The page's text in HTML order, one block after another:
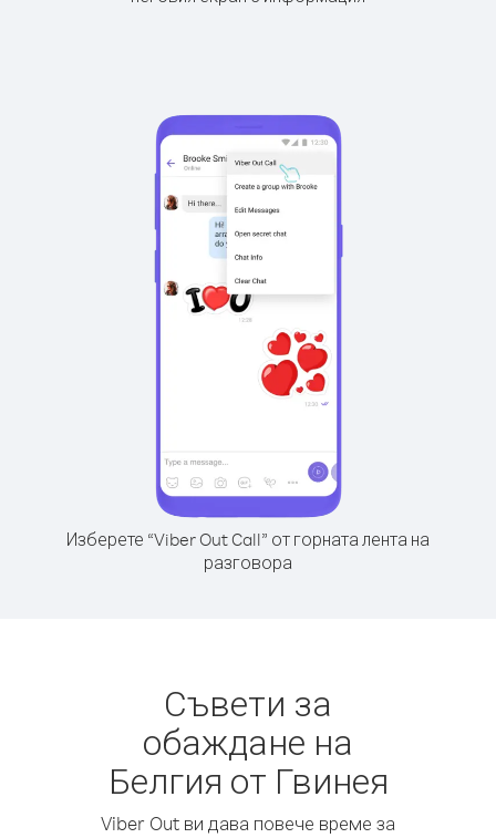
Изберете “Viber Out Call” от горната лента на
разговора
Съвети за
обаждане на
Белгия от Гвинея
Viber Out ви дава повече време за